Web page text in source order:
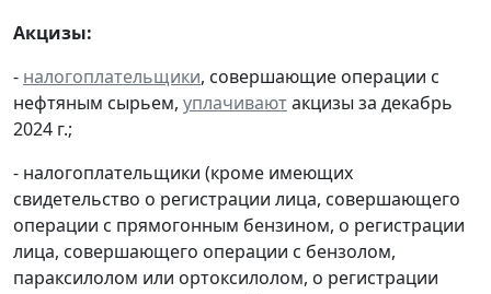
Акцизы:
- налогоплательщики, совершающие операции с
нефтяным сырьем, уплачиваютакцизы за декабрь
2024 г.;
- налогоплательщики (кроме имеющих
свидетельство о регистрации лица, совершающего
операции с прямогонным бензином, о регистрации
лица, совершающего операции с бензолом,
параксилолом или ортоксилолом, о регистрации